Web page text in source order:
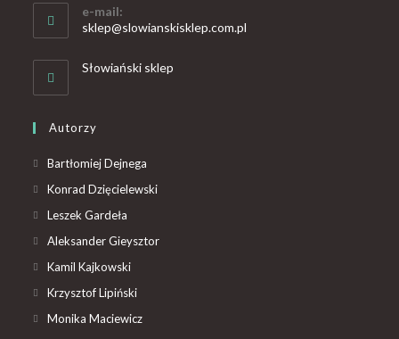
e-mail:
sklep@slowianskisklep.com.pl
Słowiański sklep
Autorzy
Bartłomiej Dejnega
Konrad Dzięcielewski
Leszek Gardeła
Aleksander Gieysztor
Kamil Kajkowski
Krzysztof Lipiński
Monika Maciewicz